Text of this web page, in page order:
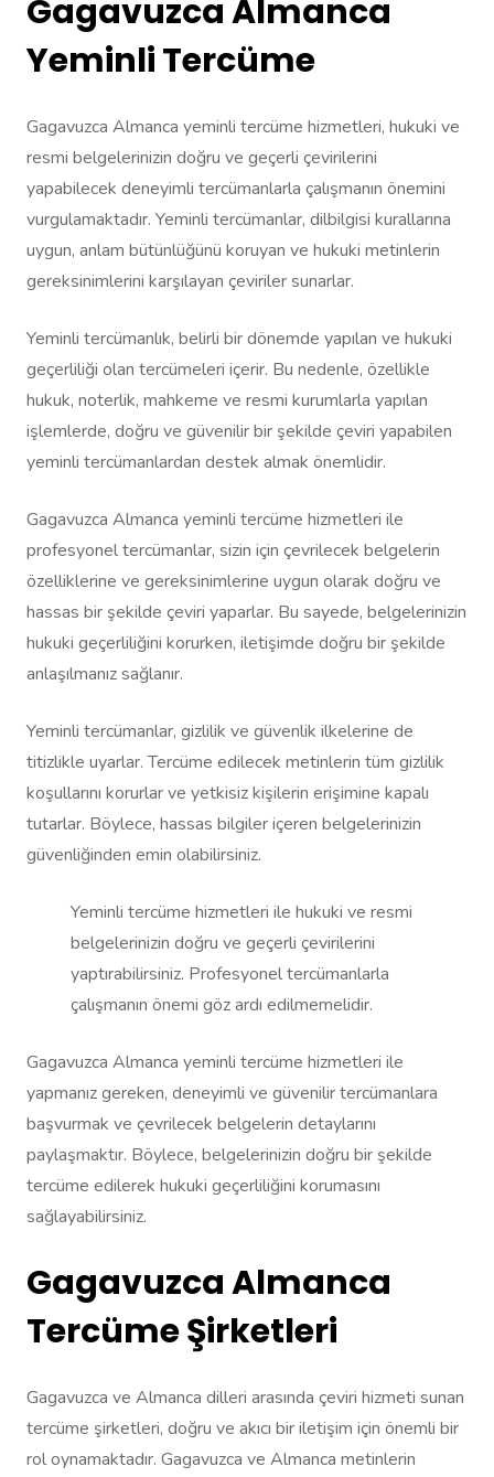
Gagavuzca Almanca
Yeminli Tercüme
Gagavuzca Almanca yeminli tercüme hizmetleri, hukuki ve
resmi belgelerinizin doğru ve geçerli çevirilerini
yapabilecek deneyimli tercümanlarla çalışmanın önemini
vurgulamaktadır. Yeminli tercümanlar, dilbilgisi kurallarına
uygun, anlam bütünlüğünü koruyan ve hukuki metinlerin
gereksinimlerini karşılayan çeviriler sunarlar.
Yeminli tercümanlık, belirli bir dönemde yapılan ve hukuki
geçerliliği olan tercümeleri içerir. Bu nedenle, özellikle
hukuk, noterlik, mahkeme ve resmi kurumlarla yapılan
işlemlerde, doğru ve güvenilir bir şekilde çeviri yapabilen
yeminli tercümanlardan destek almak önemlidir.
Gagavuzca Almanca yeminli tercüme hizmetleri ile
profesyonel tercümanlar, sizin için çevrilecek belgelerin
özelliklerine ve gereksinimlerine uygun olarak doğru ve
hassas bir şekilde çeviri yaparlar. Bu sayede, belgelerinizin
hukuki geçerliliğini korurken, iletişimde doğru bir şekilde
anlaşılmanız sağlanır.
Yeminli tercümanlar, gizlilik ve güvenlik ilkelerine de
titizlikle uyarlar. Tercüme edilecek metinlerin tüm gizlilik
koşullarını korurlar ve yetkisiz kişilerin erişimine kapalı
tutarlar. Böylece, hassas bilgiler içeren belgelerinizin
güvenliğinden emin olabilirsiniz.
Yeminli tercüme hizmetleri ile hukuki ve resmi
belgelerinizin doğru ve geçerli çevirilerini
yaptırabilirsiniz. Profesyonel tercümanlarla
çalışmanın önemi göz ardı edilmemelidir.
Gagavuzca Almanca yeminli tercüme hizmetleri ile
yapmanız gereken, deneyimli ve güvenilir tercümanlara
başvurmak ve çevrilecek belgelerin detaylarını
paylaşmaktır. Böylece, belgelerinizin doğru bir şekilde
tercüme edilerek hukuki geçerliliğini korumasını
sağlayabilirsiniz.
Gagavuzca Almanca
Tercüme Şirketleri
Gagavuzca ve Almanca dilleri arasında çeviri hizmeti sunan
tercüme şirketleri, doğru ve akıcı bir iletişim için önemli bir
rol oynamaktadır. Gagavuzca ve Almanca metinlerin